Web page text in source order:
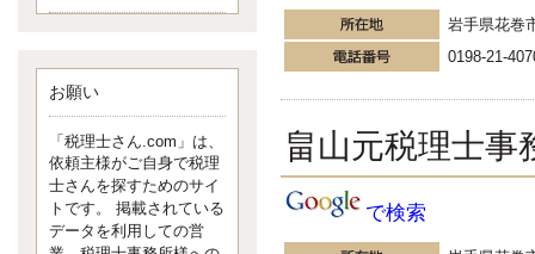
ダメと思う前に、全力で勝負して
みたいです！
京都のやわらか女性税理
イクメン税理士による税金
ブログです。
お願い
「税理士さん.com」は、
依頼主様がご自身で税理
士さんを探すためのサイ
トです。 掲載されている
データを利用しての営
岩手県花巻
0198-21-
畠山元税理士事
で検索